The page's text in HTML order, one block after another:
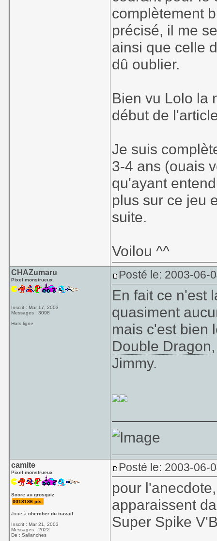
complètement
précisé, il me
ainsi que celle
dû oublier.
Bien vu Lolo la
début de
Je suis
3-4 ans (ouais
qu'ayant
plus sur ce jeu
suite.
Voilou ^^
CHAZumaru
Pixel monstrueux
Inscrit : Mar 17, 2003
Messages : 3098
Hors ligne
Posté le: 2003-06-
En fait ce n'est
quasiment
mais c'est bien
Double Dragon
Jimmy.
camite
Pixel monstrueux
Score au grosquiz
0018186 pts.
Joue àchercher du travail
Inscrit : Mar 21, 2003
Messages : 2022
De : Sallanches
Posté le: 2003-06-
pour
apparaissent
Super Spike